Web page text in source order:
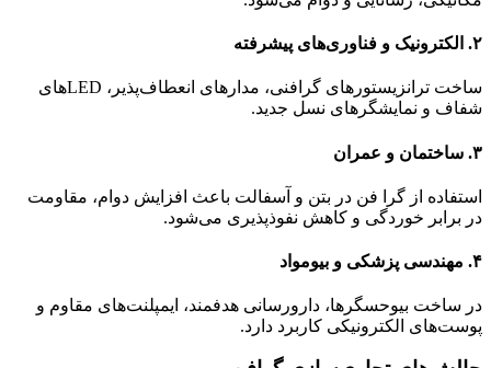
۲. الکترونیک و فناوری‌های پیشرفته
ساخت ترانزیستورهای گرافنی، مدارهای انعطاف‌پذیر، LEDهای
شفاف و نمایشگرهای نسل جدید.
۳. ساختمان و عمران
استفاده از گرا فن در بتن و آسفالت باعث افزایش دوام، مقاومت
در برابر خوردگی و کاهش نفوذپذیری می‌شود.
۴. مهندسی پزشکی و بیومواد
در ساخت بیوحسگرها، دارورسانی هدفمند، ایمپلنت‌های مقاوم و
پوست‌های الکترونیکی کاربرد دارد.